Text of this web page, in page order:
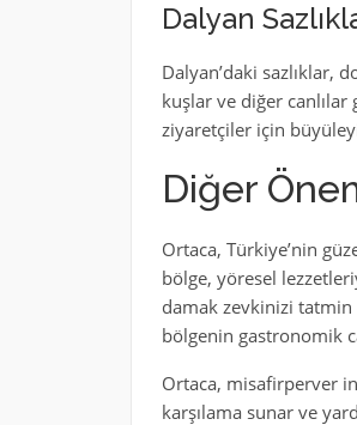
Dalyan
Dalyan’daki sazlıklar,
kuşlar ve diğer canlılar
ziyaretçiler için
Diğer
Ortaca, Türkiye’nin
bölge, yöresel
damak zevkinizi
bölgenin gastronomik
Ortaca, misafirperver
karşılama sunar ve